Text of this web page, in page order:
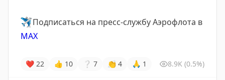
✈️Подписаться на пресс-службу Аэрофлота в
MAX
❤ 22 👍 10 ❔ 7 👏 4 🙏 1 8.9K (0.5%)